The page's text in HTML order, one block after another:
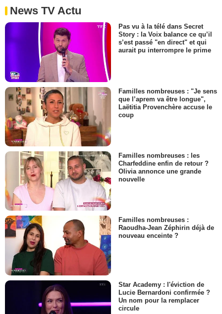
News TV Actu
Pas vu à la télé dans Secret
Story : la Voix balance ce qu’il
s’est passé "en direct" et qui
aurait pu interrompre le prime
Familles nombreuses : "Je sens
que l’aprem va être longue",
Laëtitia Provenchère accuse le
coup
Familles nombreuses : les
Charfeddine enfin de retour ?
Olivia annonce une grande
nouvelle
Familles nombreuses :
Raoudha-Jean Zéphirin déjà de
nouveau enceinte ?
Star Academy : l'éviction de
Lucie Bernardoni confirmée ?
Un nom pour la remplacer
circule